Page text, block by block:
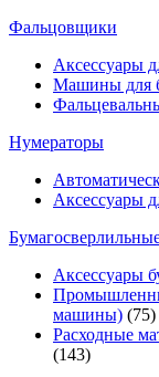
Фальцовщики
Аксессуары
Машины для
Нумераторы
Аксессуары
Аксессуары
машины) (75)
Расходные
(143)